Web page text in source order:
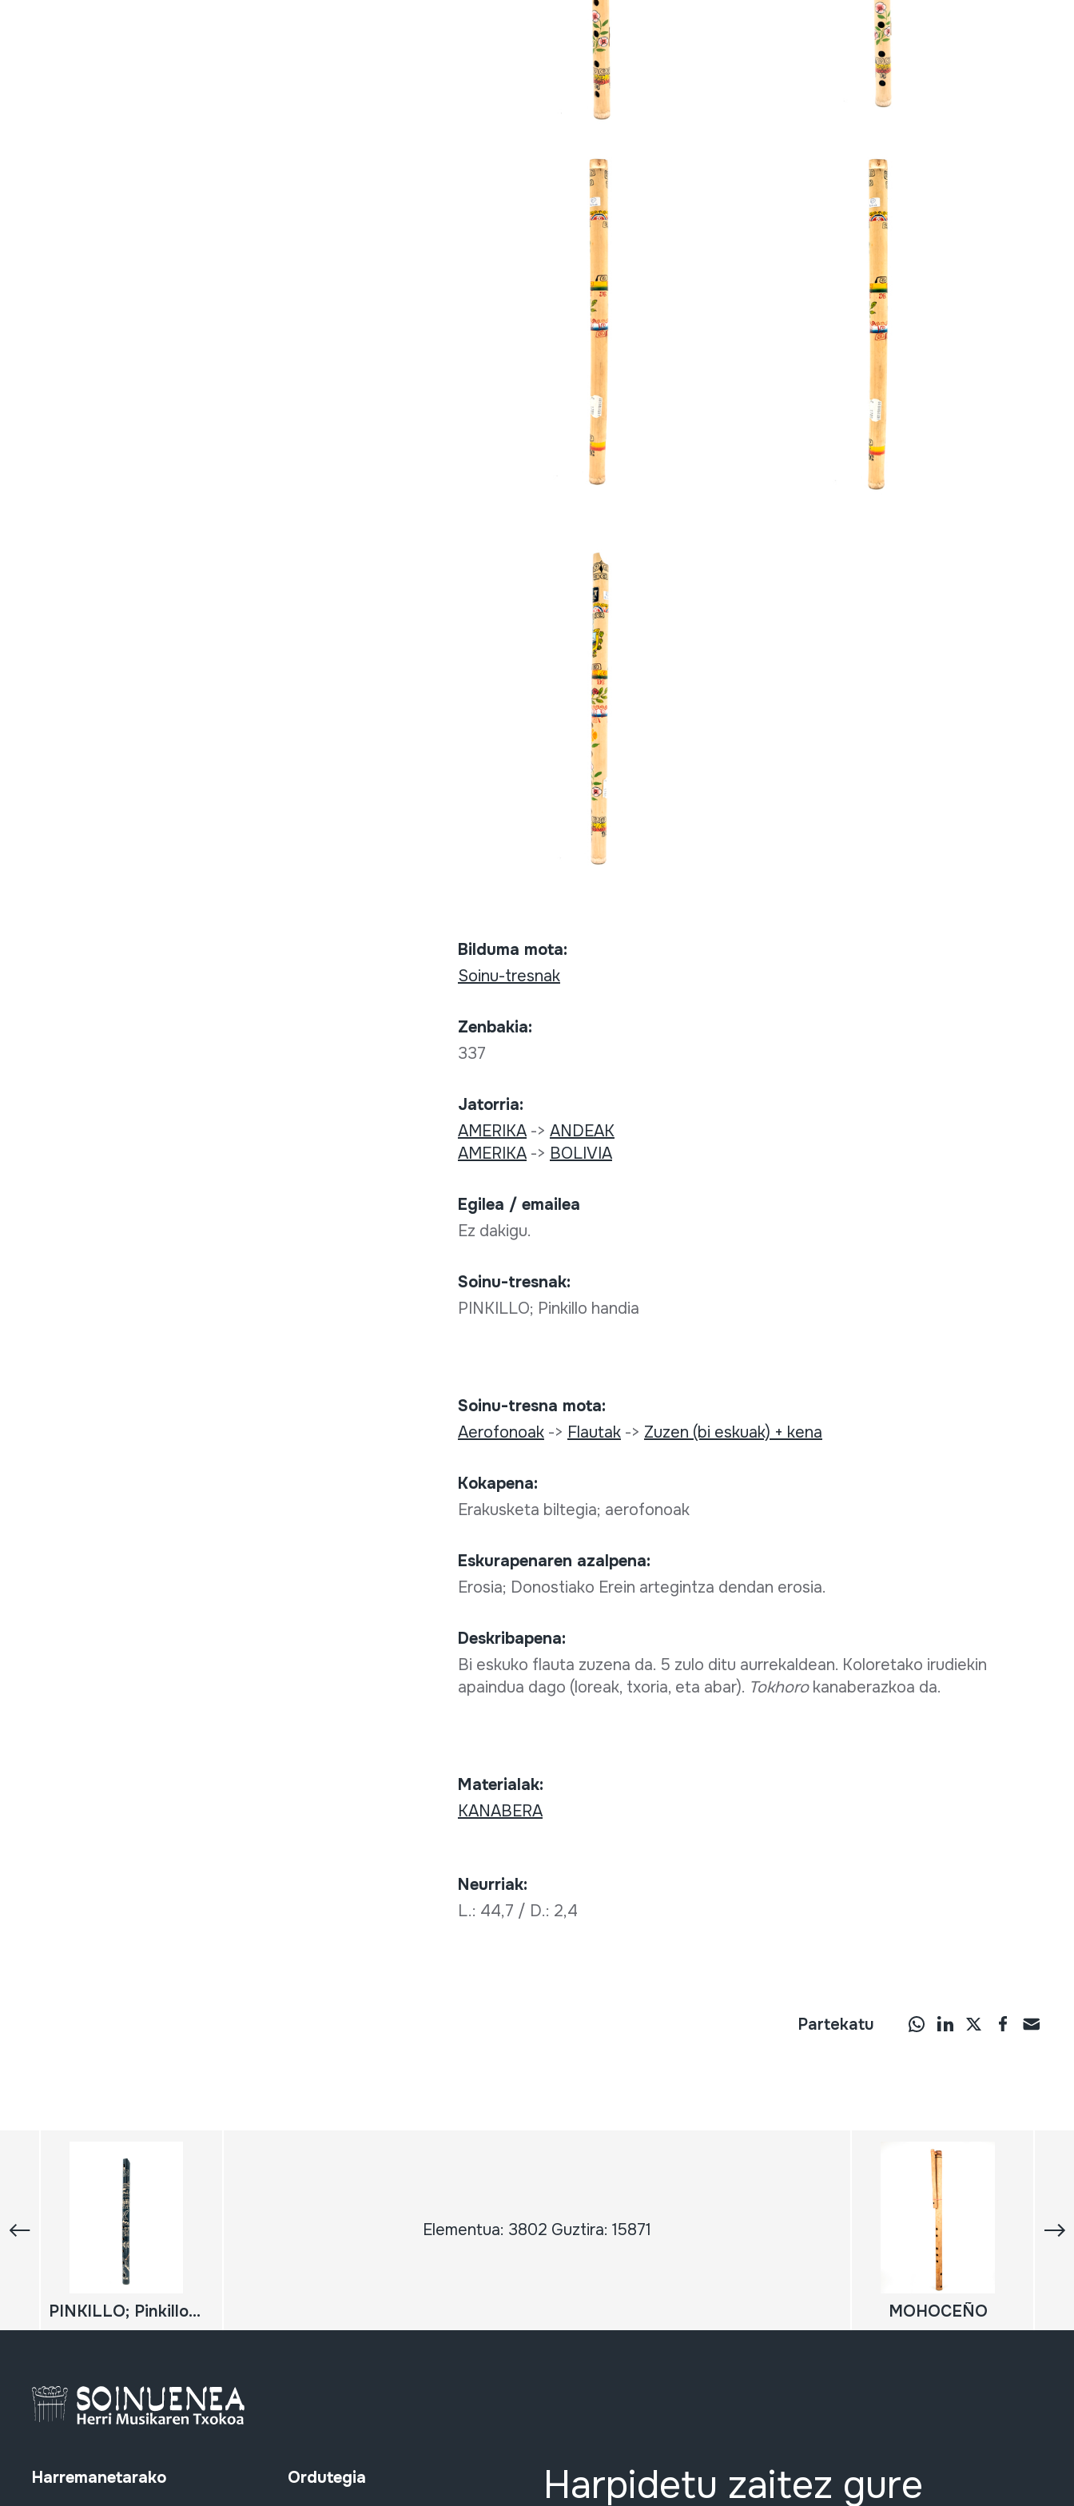
Bilduma mota:
Soinu-tresnak
Zenbakia:
337
Jatorria:
AMERIKA-> ANDEAK
AMERIKA-> BOLIVIA
Egilea / emailea
Ez dakigu.
Soinu-tresnak:
PINKILLO; Pinkillo handia
Soinu-tresna mota:
Aerofonoak-> Flautak-> Zuzen (bi eskuak) + kena
Kokapena:
Erakusketa biltegia; aerofonoak
Eskurapenaren azalpena:
Erosia; Donostiako Erein artegintza dendan erosia.
Deskribapena:
Bi eskuko flauta zuzena da. 5 zulo ditu aurrekaldean. Koloretako irudiekin
apaindua dago (loreak, txoria, eta abar). Tokhoro kanaberazkoa da.
Materialak:
KANABERA
Neurriak:
L.: 44,7 / D.: 2,4
Partekatu
Elementua: 3802 Guztira: 15871
PINKILLO; Pinkillo handia MOHOCEÑO
Harremanetarako Ordutegia
Harpidetu zaitez gure